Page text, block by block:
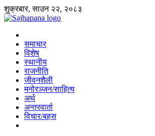
शुक्रबार, साउन २२, २०८३
समाचार
विशेष
स्थानीय
राजनीति
जीवनशैली
मनोरञ्जन/साहित्य
अर्थ
अन्तरवार्ता
विचार/बहस